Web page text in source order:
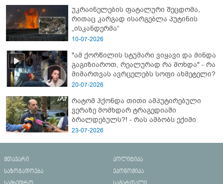
უკრაინელების ფატალური შეცდომა,
რითაც კარგად ისარგებლა პუტინის
„ისკანდერმა“
10-07-2026
"ამ ქორწილის სტუმარი ვიყავი და მინდა
გაგიზიაროთ, რეალურად რა მოხდა" - რა
მიმართვას ავრცელებს სოფი ახმეტელი?
20-07-2026
რატომ ჰქონდა თითი ამპუტირებული
ვერაზე მომხდარ ტრაგედიაში
ბრალდებულს?! - რას ამბობს ექიმი
23-07-2026
მთავარი
პოლიტიკა
საზოგადოება
ეკონომიკა